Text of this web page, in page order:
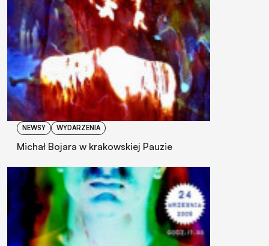
NEWSY WYDARZENIA
Michał Bojara w krakowskiej Pauzie